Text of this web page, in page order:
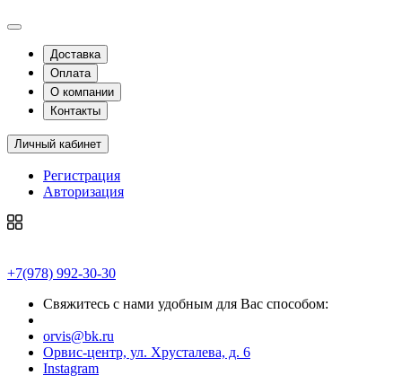
Доставка
Оплата
О компании
Контакты
Личный кабинет
Регистрация
Авторизация
+7(978) 992-30-30
Свяжитесь с нами удобным для Вас способом:
orvis@bk.ru
Орвис-центр, ул. Хрусталева, д. 6
Instagram